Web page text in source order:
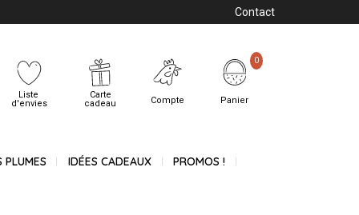
Contact
Liste
d'envies
Carte
cadeau
Compte Panier
0
PLUMES IDÉES CADEAUX PROMOS !